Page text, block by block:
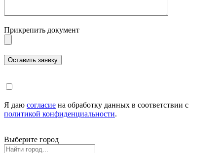
Прикрепить документ
Я даю согласие на обработку данных в соответствии с
политикой конфиденциальности.
Выберите город